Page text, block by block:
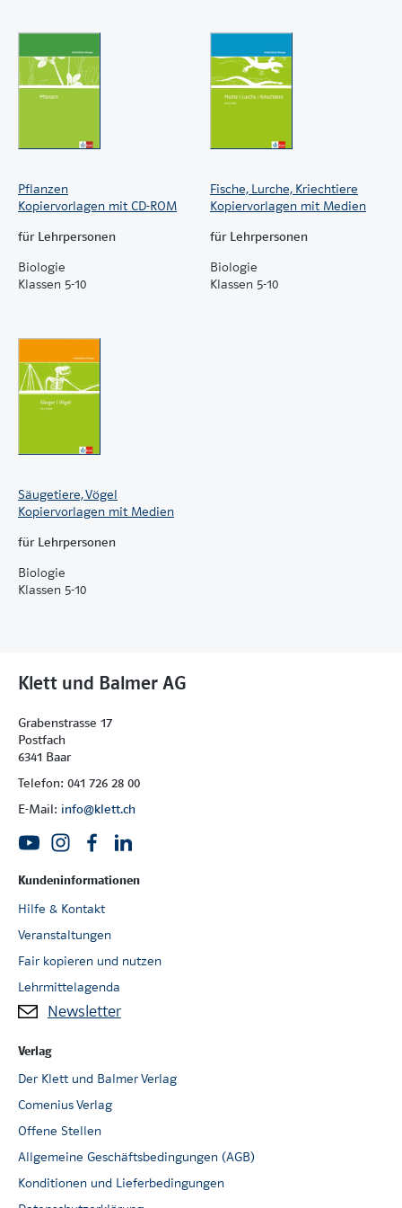
Pflanzen
Kopiervorlagen mit CD-ROM
für Lehrpersonen
Biologie
Klassen 5-10
Fische, Lurche, Kriechtiere
Kopiervorlagen mit Medien
für Lehrpersonen
Biologie
Klassen 5-10
Säugetiere, Vögel
Kopiervorlagen mit Medien
für Lehrpersonen
Biologie
Klassen 5-10
Klett und Balmer AG
Grabenstrasse 17
Postfach
6341 Baar
Telefon: 041 726 28 00
E-Mail: info@klett.ch
Kundeninformationen
Hilfe & Kontakt
Veranstaltungen
Fair kopieren und nutzen
Lehrmittelagenda
Newsletter
Verlag
Der Klett und Balmer Verlag
Comenius Verlag
Offene Stellen
Allgemeine Geschäftsbedingungen (AGB)
Konditionen und Lieferbedingungen